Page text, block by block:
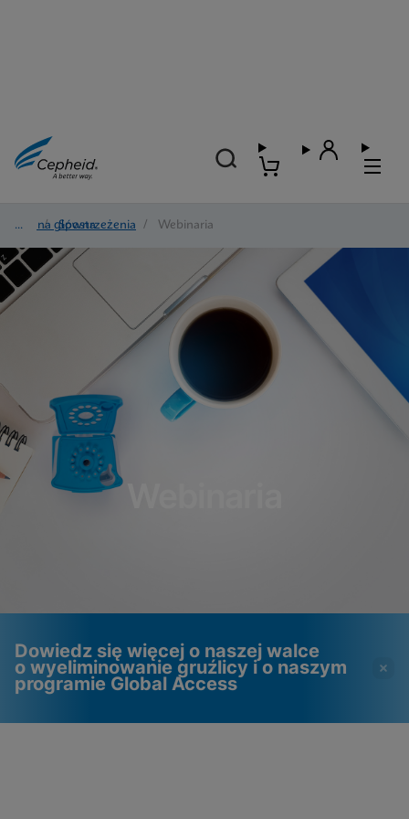
Strona główna
/ Spostrzeżenia / Webinaria
Dowiedz się więcej o naszej walce
o wyeliminowanie gruźlicy i o naszym
programie Global Access